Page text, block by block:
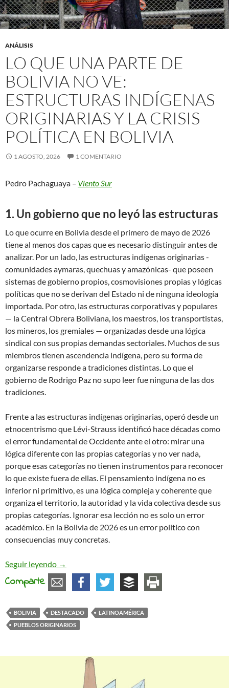
ANÁLISIS
LO QUE UNA PARTE DE
BOLIVIA NO VE:
ESTRUCTURAS INDÍGENAS
ORIGINARIAS Y LA CRISIS
POLÍTICA EN BOLIVIA
1 AGOSTO, 2026 1 COMENTARIO
Pedro Pachaguaya – Viento Sur
1. Un gobierno que no leyó las estructuras
Lo que ocurre en Bolivia desde el primero de mayo de 2026
tiene al menos dos capas que es necesario distinguir antes de
analizar. Por un lado, las estructuras indígenas originarias -
comunidades aymaras, quechuas y amazónicas- que poseen
sistemas de gobierno propios, cosmovisiones propias y lógicas
políticas que no se derivan del Estado ni de ninguna ideología
importada. Por otro, las estructuras corporativas y populares
— la Central Obrera Boliviana, los maestros, los transportistas,
los mineros, los gremiales — organizadas desde una lógica
sindical con sus propias demandas sectoriales. Muchos de sus
miembros tienen ascendencia indígena, pero su forma de
organizarse responde a tradiciones distintas. Lo que el
gobierno de Rodrigo Paz no supo leer fue ninguna de las dos
tradiciones.
Frente a las estructuras indígenas originarias, operó desde un
etnocentrismo que Lévi-Strauss identificó hace décadas como
el error fundamental de Occidente ante el otro: mirar una
lógica diferente con las propias categorías y no ver nada,
porque esas categorías no tienen instrumentos para reconocer
lo que existe fuera de ellas. El pensamiento indígena no es
inferior ni primitivo, es una lógica compleja y coherente que
organiza el territorio, la autoridad y la vida colectiva desde sus
propias categorías. Ignorar esa lección no es solo un error
académico. En la Bolivia de 2026 es un error político con
consecuencias muy concretas.
Seguir leyendo Lo que una parte de Bolivia no ve: estructuras
→
Comparte
BOLIVIA DESTACADO
LATINOAMÉRICA
PUEBLOS ORIGINARIOS